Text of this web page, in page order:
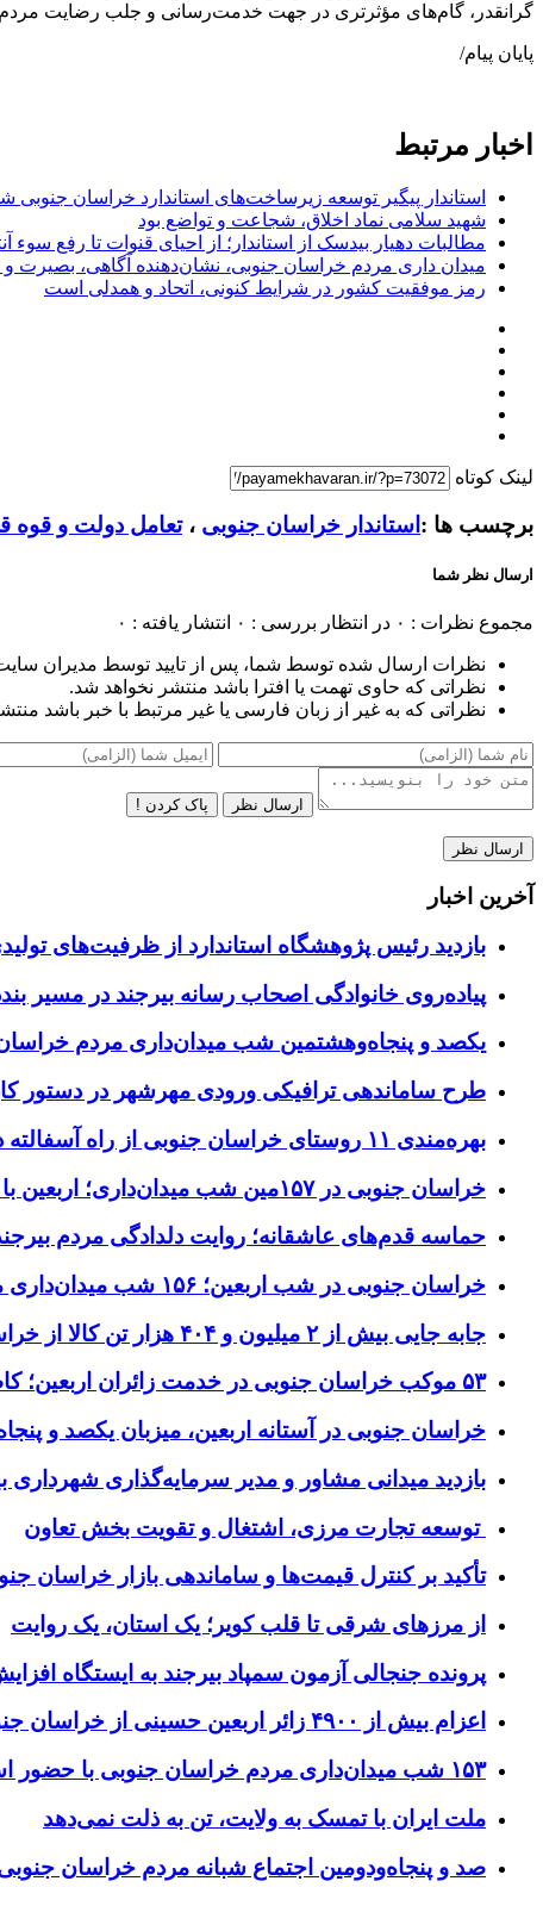
گرانقدر، گام‌های مؤثرتری در جهت خدمت‌رسانی و جلب رضایت مردم
پایان پیام/
اخبار مرتبط
استاندار پیگیر توسعه زیرساخت‌های استاندارد خراسان جنوبی
شهید سلامی نماد اخلاق، شجاعت و تواضع بود
مطالبات دهیار بیدسک از استاندار؛ از احیای قنوات تا رفع سوء
میدان داری مردم خراسان جنوبی، نشان‌دهنده آگاهی، بصیرت
رمز موفقیت کشور در شرایط کنونی، اتحاد و همدلی است
لینک کوتاه
برچسب ها : استاندار خراسان جنوبی ،تعامل دولت و قوه
ارسال نظر شما
مجموع نظرات : ۰ در انتظار بررسی : ۰ انتشار یافته : ۰
نظرات ارسال شده توسط شما، پس از تایید توسط مدیران
نظراتی که حاوی تهمت یا افترا باشد منتشر نخواهد شد.
نظراتی که به غیر از زبان فارسی یا غیر مرتبط با خبر باشد
ارسال نظر پاک کردن !
آخرین اخبار
بازدید رئیس پژوهشگاه استاندارد از ظرفیت‌های
پیاده‌روی خانوادگی اصحاب رسانه بیرجند در مسیر
یکصد و پنجاه‌وهشتمین شب میدان‌داری مردم
طرح ساماندهی ترافیکی ورودی مهرشهر در دستور
بهره‌مندی ۱۱ روستای خراسان جنوبی از راه آسفالته در چهار ماهه نخست سال ۱۴۰۵
خراسان جنوبی در ۱۵۷مین شب میدان‌داری؛ اربعین با اجتماعات مردمی گره خورد
حماسه قدم‌های عاشقانه؛ روایت دلدادگی مردم
خراسان جنوبی در شب اربعین؛ ۱۵۶ شب میدان‌داری مردم پای آرمان‌های حسینی
جابه جایی بیش از ۲ میلیون و ۴۰۴ هزار تن کالا از خراسان جنوبی به سایر استان‌های کشور
۵۳ موکب خراسان جنوبی در خدمت زائران اربعین؛ کاظمین نماد وحدت شد
خراسان جنوبی در آستانه اربعین، میزبان یکصد و
بازدید میدانی مشاور و مدیر سرمایه‌گذاری
توسعه تجارت مرزی، اشتغال و تقویت بخش تعاون
تأکید بر کنترل قیمت‌ها و ساماندهی بازار خراسان
از مرزهای شرقی تا قلب کویر؛ یک استان، یک روایت
پرونده جنجالی آزمون سمپاد بیرجند به ایستگاه
اعزام بیش از ۴۹۰۰ زائر اربعین حسینی از خراسان جنوبی
۱۵۳ شب میدان‌داری مردم خراسان جنوبی با حضور استاندار و مسئولان
ملت ایران با تمسک به ولایت، تن به ذلت نمی‌دهد
صد و پنجاه‌ودومین اجتماع شبانه مردم خراسان